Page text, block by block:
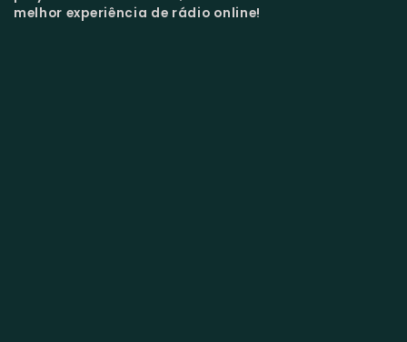
melhor experiência de rádio online!